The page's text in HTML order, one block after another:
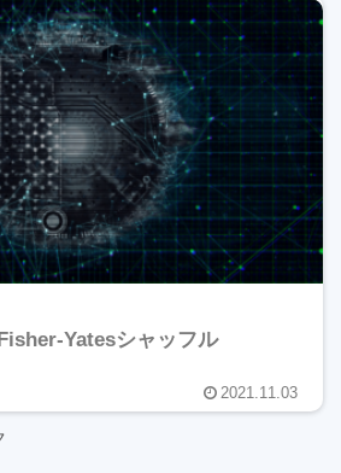
Yatesシャッフル
2021.11.03